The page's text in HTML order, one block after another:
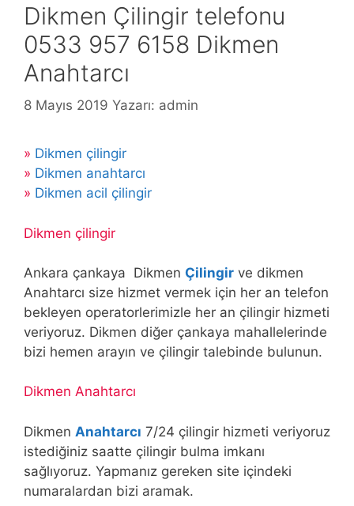
Dikmen Çilingir telefonu
0533 957 6158 Dikmen
Anahtarcı
8 Mayıs 2019 Yazarı: admin
» Dikmen çilingir
» Dikmen anahtarcı
» Dikmen acil çilingir
Dikmen çilingir
Ankara çankaya Dikmen Çilingir ve dikmen
Anahtarcı size hizmet vermek için her an telefon
bekleyen operatorlerimizle her an çilingir hizmeti
veriyoruz. Dikmen diğer çankaya mahallelerinde
bizi hemen arayın ve çilingir talebinde bulunun.
Dikmen Anahtarcı
Dikmen Anahtarcı 7/24 çilingir hizmeti veriyoruz
istediğiniz saatte çilingir bulma imkanı
sağlıyoruz. Yapmanız gereken site içindeki
numaralardan bizi aramak.